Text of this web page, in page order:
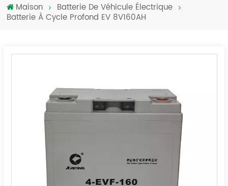
Maison
Batterie De Véhicule Électrique
Batterie À Cycle Profond EV 8V160AH